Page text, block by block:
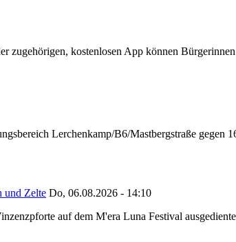
zugehörigen, kostenlosen App können
Lerchenkamp/B6/Mastbergstraße
und Zelte Do, 06.08.2026 - 14:10
auf dem M'era Luna Festival